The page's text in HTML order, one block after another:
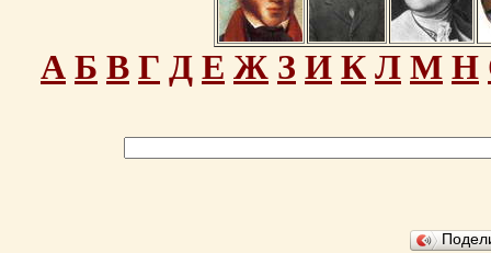
А Б В Г Д Е Ж З И К Л М Н